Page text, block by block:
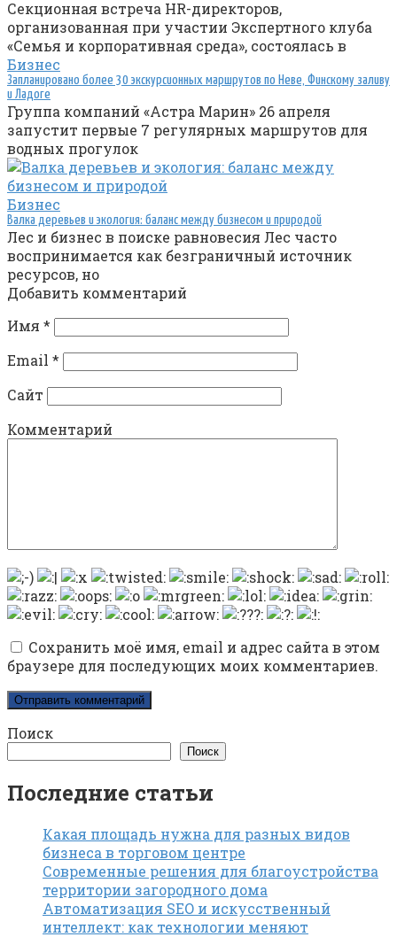
Секционная встреча HR-директоров,
организованная при участии Экспертного клуба
«Семья и корпоративная среда», состоялась в
Бизнес
Запланировано более 30 экскурсионных маршрутов по Неве, Финскому заливу
и Ладоге
Группа компаний «Астра Марин» 26 апреля
запустит первые 7 регулярных маршрутов для
водных прогулок
Бизнес
Валка деревьев и экология: баланс между бизнесом и природой
Лес и бизнес в поиске равновесия Лес часто
воспринимается как безграничный источник
ресурсов, но
Добавить комментарий
Имя *
Email *
Сайт
Комментарий
Сохранить моё имя, email и адрес сайта в этом
браузере для последующих моих комментариев.
Поиск
Поиск
Последние статьи
Какая площадь нужна для разных видов
бизнеса в торговом центре
Современные решения для благоустройства
территории загородного дома
Автоматизация SEO и искусственный
интеллект: как технологии меняют